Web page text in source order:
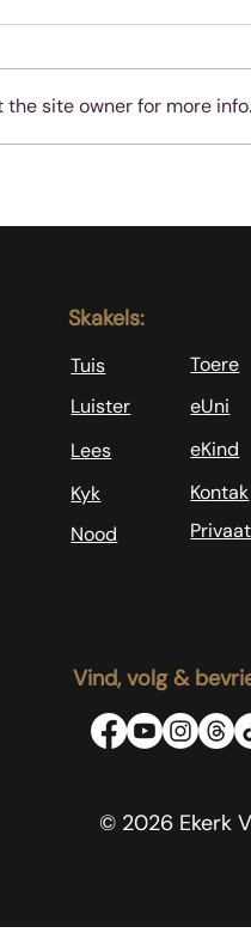
site owner for more info.
Skakels:
Tuis
Toere
Luister
eUni
Lees
eKind
Kyk
Kontak
Nood
Vind, volg &
© 2026 Ekerk